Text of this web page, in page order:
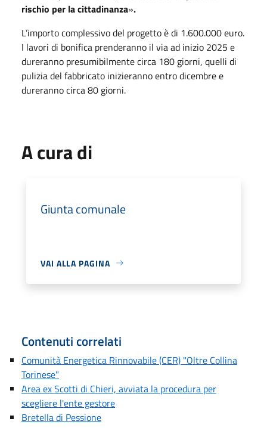
rischio per la cittadinanza».
L’importo complessivo del progetto è di 1.600.000 euro.
I lavori di bonifica prenderanno il via ad inizio 2025 e
dureranno presumibilmente circa 180 giorni, quelli di
pulizia del fabbricato inizieranno entro dicembre e
dureranno circa 80 giorni.
A cura di
Giunta comunale
VAI ALLA PAGINA
Contenuti correlati
Comunità Energetica Rinnovabile (CER) "Oltre Collina
Torinese"
Area ex Scotti di Chieri, avviata la procedura per
scegliere l'ente gestore
Bretella di Pessione